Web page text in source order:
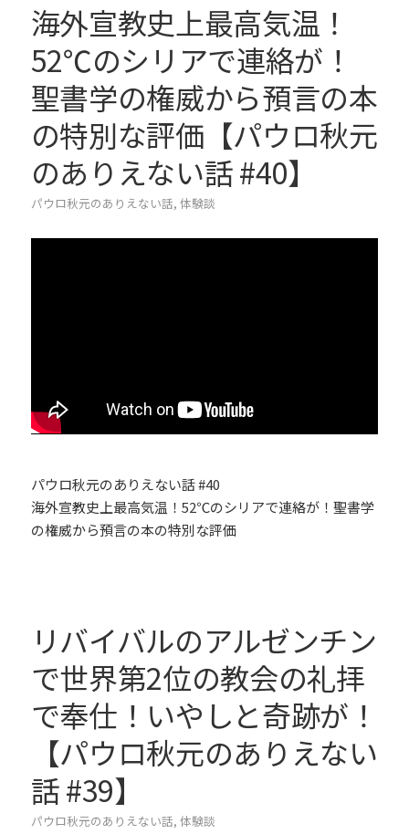
海外宣教史上最高気温！
52℃のシリアで連絡が！
聖書学の権威から預言の本
の特別な評価【パウロ秋元
のありえない話 #40】
パウロ秋元のありえない話, 体験談
パウロ秋元のありえない話 #40
海外宣教史上最高気温！52℃のシリアで連絡が！聖書学
の権威から預言の本の特別な評価
リバイバルのアルゼンチン
で世界第2位の教会の礼拝
で奉仕！いやしと奇跡が！
【パウロ秋元のありえない
話 #39】
パウロ秋元のありえない話, 体験談